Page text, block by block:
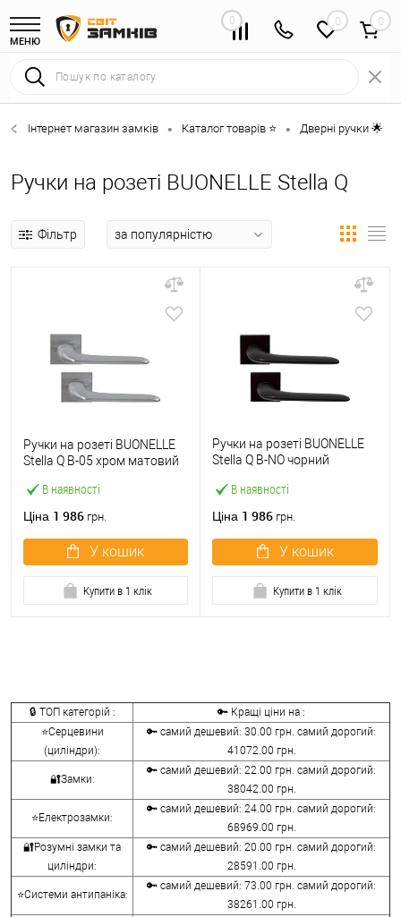
МЕНЮ
0 0
Інтернет магазин замків • Каталог товарів ⭐ • Дверні ручки 🌟
Ручки на розеті BUONELLE Stella Q
Фільтр
В наявності
Ручки на розеті BUONELLE
Stella Q B-05 хром матовий
Ціна 1 986 грн.
У кошик
Купити в 1 клік
В наявності
Ручки на розеті BUONELLE
Stella Q B-NO чорний
Ціна 1 986 грн.
У кошик
Купити в 1 клік
🔒 ТОП категорій :
🔑 Кращі ціни на :
⭐Серцевини
(циліндри):
🔑 самий дешевий: 30.00 грн. самий дорогий:
41072.00 грн.
🔐Замки:
🔑 самий дешевий: 22.00 грн. самий дорогий:
38042.00 грн.
⭐Електрозамки:
🔑 самий дешевий: 24.00 грн. самий дорогий:
68969.00 грн.
🔐Розумні замки та
циліндри:
🔑 самий дешевий: 20.00 грн. самий дорогий:
28591.00 грн.
⭐Системи антипаніка:
🔑 самий дешевий: 73.00 грн. самий дорогий:
38261.00 грн.